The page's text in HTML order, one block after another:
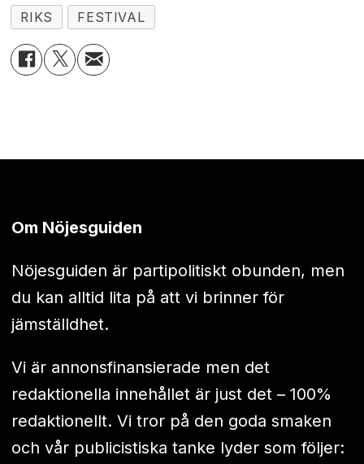
RIKS
FESTIVAL
Om Nöjesguiden
Nöjesguiden är partipolitiskt obunden, men
du kan alltid lita på att vi brinner för
jämställdhet.
Vi är annonsfinansierade men det
redaktionella innehållet är just det – 100%
redaktionellt. Vi tror på den goda smaken
och vår publicistiska tanke lyder som följer: